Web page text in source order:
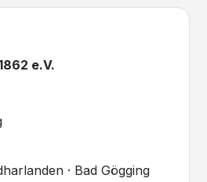
e.V.
· Bad Gögging